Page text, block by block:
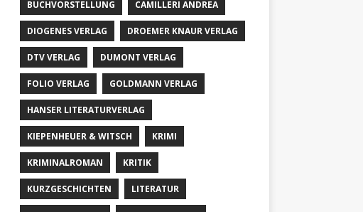
BUCHVORSTELLUNG CAMILLERI ANDREA
DIOGENES VERLAG DROEMER KNAUR VERLAG
DTV VERLAG DUMONT VERLAG
FOLIO VERLAG GOLDMANN VERLAG
HANSER LITERATURVERLAG
KIEPENHEUER & WITSCH KRIMI
KRIMINALROMAN KRITIK
KURZGESCHICHTEN LITERATUR